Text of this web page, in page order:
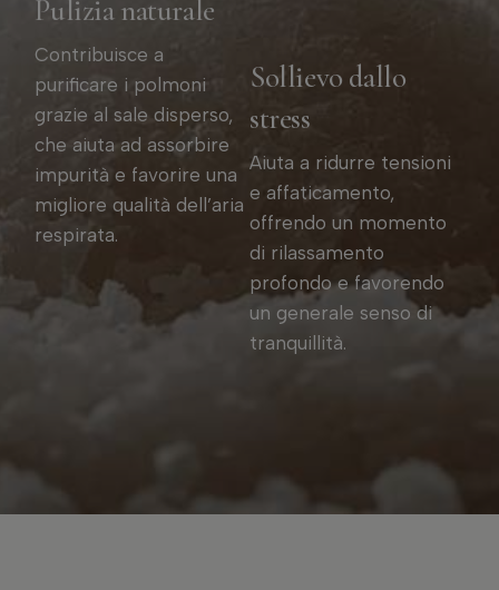
Pulizia naturale
Contribuisce a
purificare i polmoni
grazie al sale disperso,
che aiuta ad assorbire
impurità e favorire una
migliore qualità dell’aria
respirata.
Sollievo dallo
stress
Aiuta a ridurre tensioni
e affaticamento,
offrendo un momento
di rilassamento
profondo e favorendo
un generale senso di
tranquillità.